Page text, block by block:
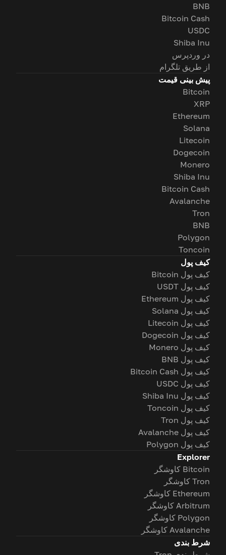
BNB
Bitcoin Cash
USDC
Shiba Inu
در وردپرس
از طریق تلگرام
پیش بینی قیمت
Bitcoin
XRP
Ethereum
Solana
Litecoin
Dogecoin
Monero
Shiba Inu
Bitcoin Cash
Avalanche
Tron
BNB
Polygon
Toncoin
کیف پول
کیف پول Bitcoin
کیف پول USDT
کیف پول Ethereum
کیف پول Solana
کیف پول Litecoin
کیف پول Dogecoin
کیف پول Monero
کیف پول BNB
کیف پول Bitcoin Cash
کیف پول USDC
کیف پول Shiba Inu
کیف پول Toncoin
کیف پول Tron
کیف پول Avalanche
کیف پول Polygon
Explorer
Bitcoin کاوشگر
Tron کاوشگر
Ethereum کاوشگر
Arbitrum کاوشگر
Polygon کاوشگر
Avalanche کاوشگر
شرط بندی